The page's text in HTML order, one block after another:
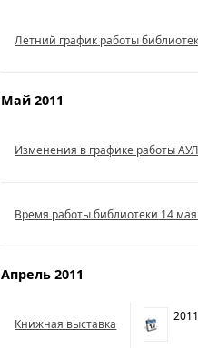
Летний график работы
Май 2011
Изменения в графике работы АУЛ
Время работы библиотеки 14 мая
Апрель 2011
Книжная выставка